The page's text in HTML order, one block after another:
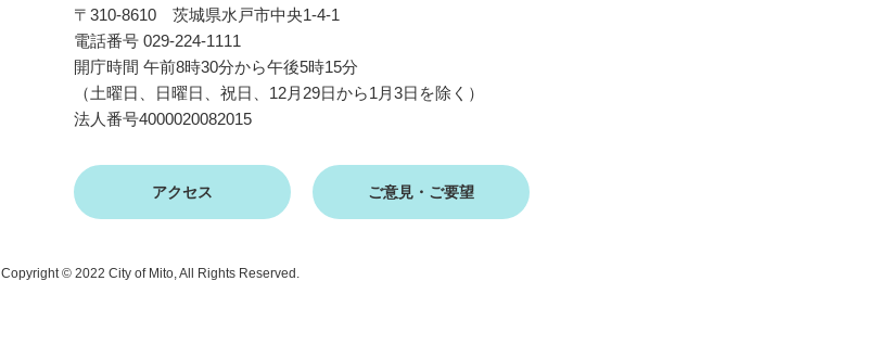
〒310-8610 茨城県水戸市中央1-4-1
電話番号 029-224-1111
開庁時間 午前8時30分から午後5時15分
（土曜日、日曜日、祝日、12月29日から1月3日を除く）
法人番号4000020082015
アクセス ご意見・ご要望
Copyright © 2022 City of Mito, All Rights Reserved.